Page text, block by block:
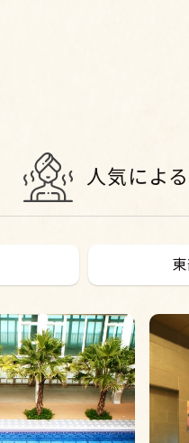
人気によ